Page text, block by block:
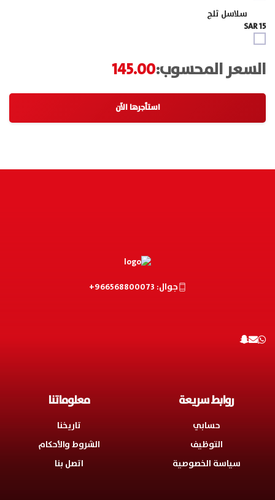
سلاسل ثلج
15 SAR
السعر المحسوب:145.00
جوال: 966568800073+
روابط سريعة
حسابي
التوظيف
سياسة الخصوصية
معلوماتنا
تاريخنا
الشروط والأحكام
اتصل بنا